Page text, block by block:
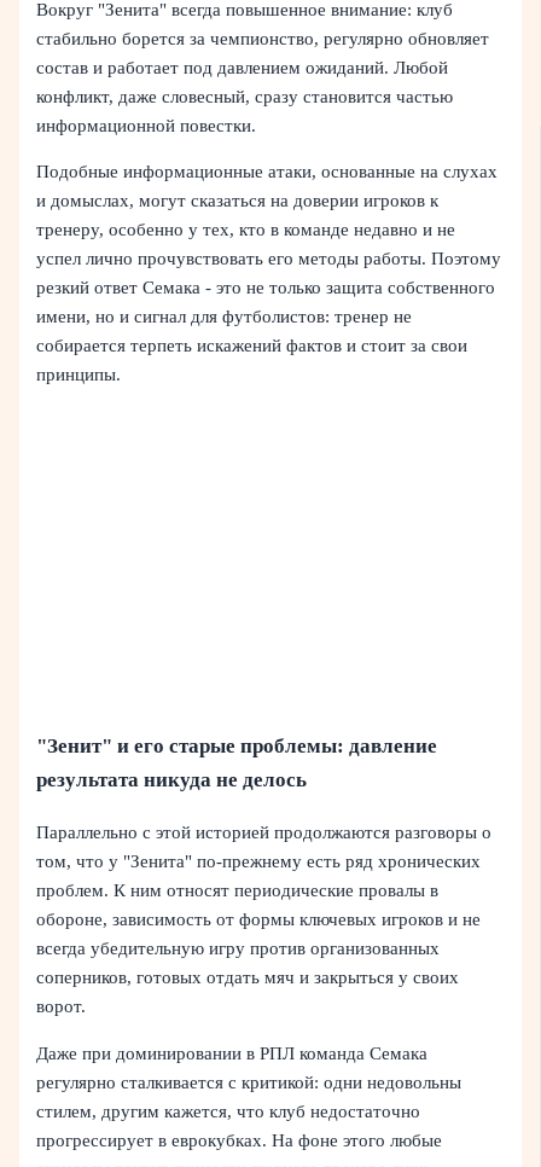
Вокруг "Зенита" всегда повышенное внимание: клуб
стабильно борется за чемпионство, регулярно обновляет
состав и работает под давлением ожиданий. Любой
конфликт, даже словесный, сразу становится частью
информационной повестки.
Подобные информационные атаки, основанные на слухах
и домыслах, могут сказаться на доверии игроков к
тренеру, особенно у тех, кто в команде недавно и не
успел лично прочувствовать его методы работы. Поэтому
резкий ответ Семака - это не только защита собственного
имени, но и сигнал для футболистов: тренер не
собирается терпеть искажений фактов и стоит за свои
принципы.
"Зенит" и его старые проблемы: давление
результата никуда не делось
Параллельно с этой историей продолжаются разговоры о
том, что у "Зенита" по-прежнему есть ряд хронических
проблем. К ним относят периодические провалы в
обороне, зависимость от формы ключевых игроков и не
всегда убедительную игру против организованных
соперников, готовых отдать мяч и закрыться у своих
ворот.
Даже при доминировании в РПЛ команда Семака
регулярно сталкивается с критикой: одни недовольны
стилем, другим кажется, что клуб недостаточно
прогрессирует в еврокубках. На фоне этого любые